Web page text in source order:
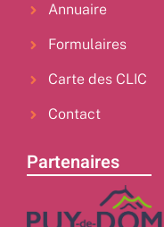
Annuaire
Formulaires
Carte des CLIC
Contact
Partenaires